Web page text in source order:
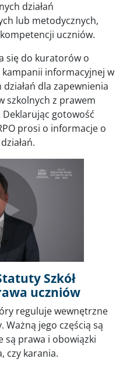
działań
lub metodycznych,
uczniów.
się do kuratorów o
informacyjnej w
dla zapewnienia
szkolnych z prawem
gotowość
prosi o informacje o
Szkół
uczniów
reguluje wewnętrzne
Ważną jego częścią są
są prawa i obowiązki
czy karania.